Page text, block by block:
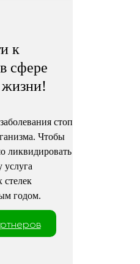
к
сфере
жизни!
стоп
Чтобы
ликвидировать
стелек
годом.